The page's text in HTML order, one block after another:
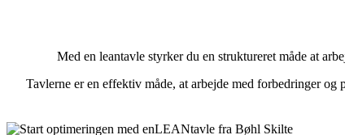
Med en leantavle styrker du en struktureret måde at
Tavlerne er en effektiv måde, at arbejde med forbedringer